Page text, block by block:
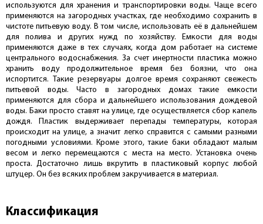
используются для хранения и транспортировки воды. Чаще всего
применяются на загородных участках, где необходимо сохранить в
чистоте питьевую воду. В том числе, использовать её в дальнейшем
для полива и других нужд по хозяйству. Емкости для воды
применяются даже в тех случаях, когда дом работает на системе
центрального водоснабжения. За счет инертности пластика можно
хранить воду продолжительное время без боязни, что она
испортится. Такие резервуары долгое время сохраняют свежесть
питьевой воды. Часто в загородных домах такие емкости
применяются для сбора и дальнейшего использования дождевой
воды. Баки просто ставят на улице, где осуществляется сбор капель
дождя. Пластик выдерживает перепады температуры, которая
происходит на улице, а значит легко справится с самыми разными
погодными условиями. Кроме этого, такие баки обладают малым
весом и легко перемещаются с места на место. Установка очень
проста. Достаточно лишь вкрутить в пластиковый корпус любой
штуцер. Он без всяких проблем закручивается в материал.
Классификация